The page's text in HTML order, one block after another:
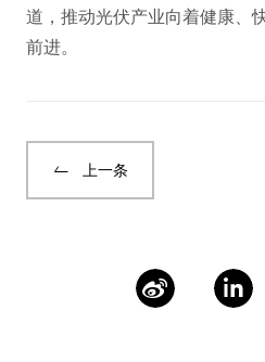
道，推动光伏产业向着健康、
前进。
上一条